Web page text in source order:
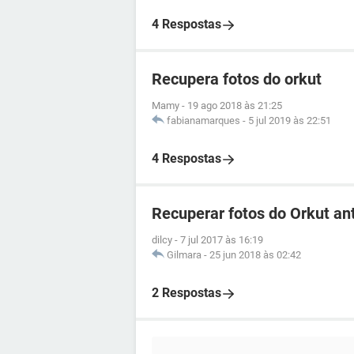
4 Respostas
Recupera fotos do orkut
Mamy - 19 ago 2018 às 21:25
fabianamarques - 5 jul 2019 às 22:51
4 Respostas
Recuperar fotos do Orkut
dilcy - 7 jul 2017 às 16:19
Gilmara - 25 jun 2018 às 02:42
2 Respostas